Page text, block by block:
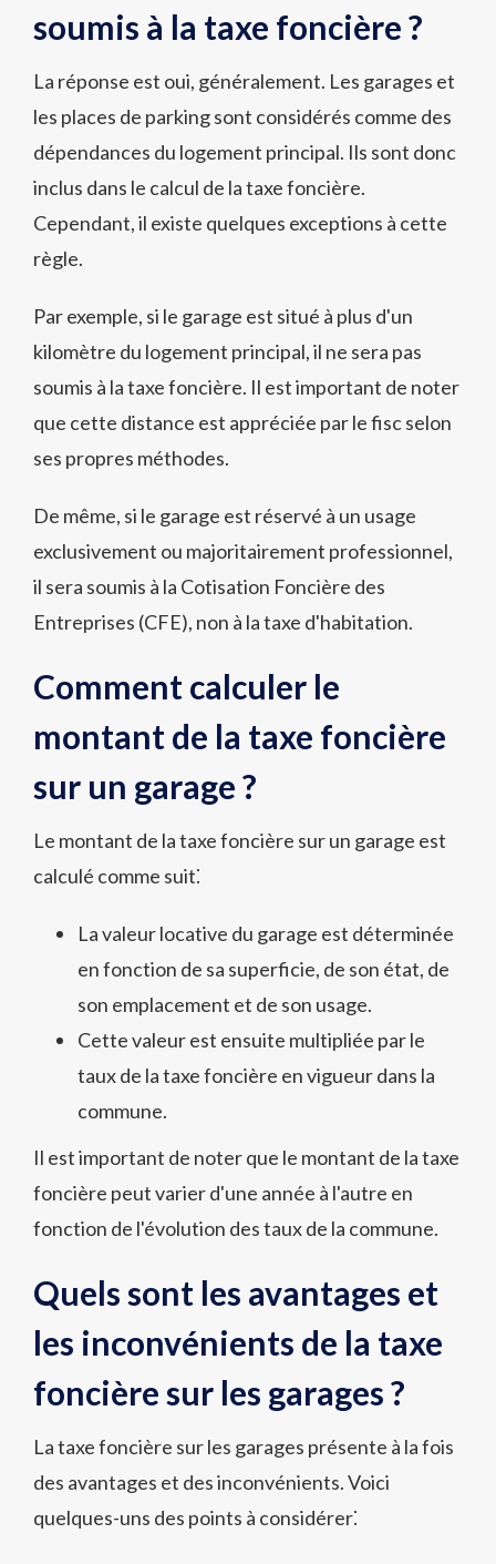
soumis à la taxe foncière ?
La réponse est oui, généralement. Les garages et
les places de parking sont considérés comme des
dépendances du logement principal. Ils sont donc
inclus dans le calcul de la taxe foncière.
Cependant, il existe quelques exceptions à cette
règle.
Par exemple, si le garage est situé à plus d'un
kilomètre du logement principal, il ne sera pas
soumis à la taxe foncière. Il est important de noter
que cette distance est appréciée par le fisc selon
ses propres méthodes.
De même, si le garage est réservé à un usage
exclusivement ou majoritairement professionnel,
il sera soumis à la Cotisation Foncière des
Entreprises (CFE), non à la taxe d'habitation.
Comment calculer le
montant de la taxe foncière
sur un garage ?
Le montant de la taxe foncière sur un garage est
calculé comme suit⁚
La valeur locative du garage est déterminée
en fonction de sa superficie, de son état, de
son emplacement et de son usage.
Cette valeur est ensuite multipliée par le
taux de la taxe foncière en vigueur dans la
commune.
Il est important de noter que le montant de la taxe
foncière peut varier d'une année à l'autre en
fonction de l'évolution des taux de la commune.
Quels sont les avantages et
les inconvénients de la taxe
foncière sur les garages ?
La taxe foncière sur les garages présente à la fois
des avantages et des inconvénients. Voici
quelques-uns des points à considérer⁚